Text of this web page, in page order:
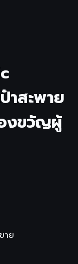
าสะพาย
งขวัญผู้
าย